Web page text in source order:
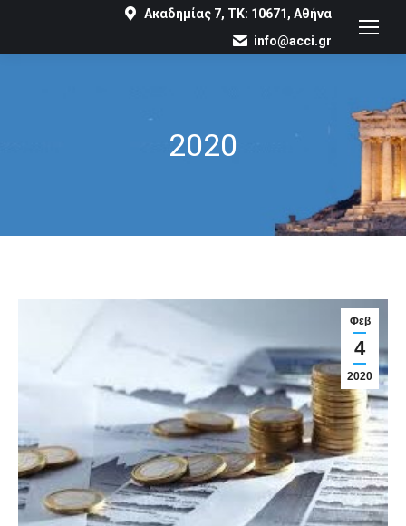
Ακαδημίας 7, ΤΚ: 10671, Αθήνα
info@acci.gr
2020
You are here:
Φεβ
4
2020